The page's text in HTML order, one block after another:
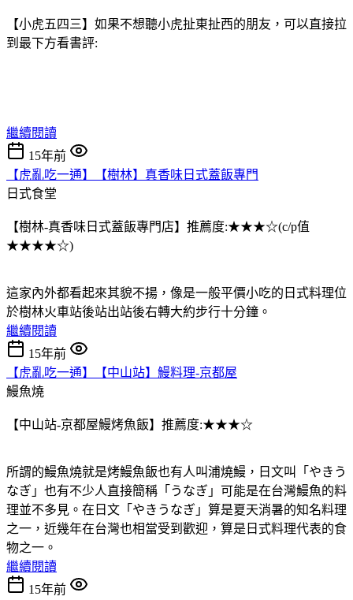
【小虎五四三】如果不想聽小虎扯東扯西的朋友，可以直接拉
到最下方看書評:
繼續閱讀
15年前
【虎亂吃一通】【樹林】真香味日式蓋飯專門
日式食堂
【樹林-真香味日式蓋飯專門店】推薦度:★★★☆(c/p值
★★★★☆)
這家內外都看起來其貌不揚，像是一般平價小吃的日式料理位
於樹林火車站後站出站後右轉大約步行十分鐘。
繼續閱讀
15年前
【虎亂吃一通】【中山站】鰻料理-京都屋
鰻魚燒
【中山站-京都屋鰻烤魚飯】推薦度:★★★☆
所謂的鰻魚燒就是烤鰻魚飯也有人叫浦燒鰻，日文叫「やきう
なぎ」也有不少人直接簡稱「うなぎ」可能是在台灣鰻魚的料
理並不多見。在日文「やきうなぎ」算是夏天消暑的知名料理
之一，近幾年在台灣也相當受到歡迎，算是日式料理代表的食
物之一。
繼續閱讀
15年前